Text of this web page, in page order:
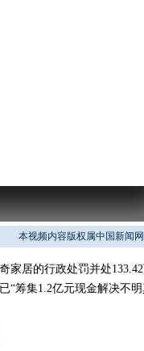
本视频内容版权属中国新闻
居的行政处罚并处
“筹集1.2亿元现金解决不